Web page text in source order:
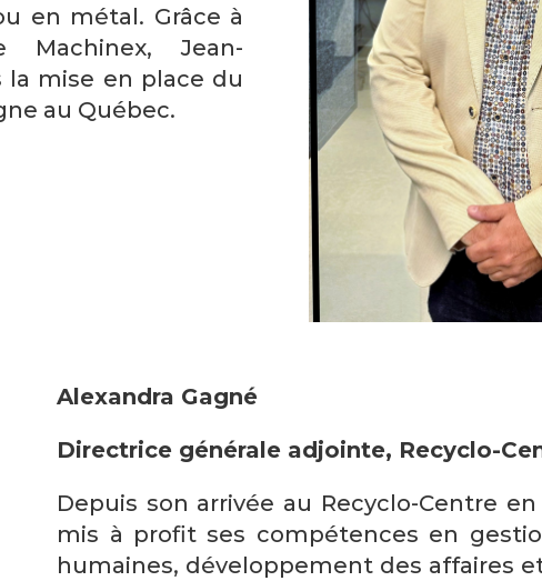
en métal. Grâce à
Machinex, Jean-
la mise en place du
au Québec.
Alexandra Gagné
Directrice générale adjointe, Recyclo-
Depuis son arrivée au Recyclo-Centre en
mis à profit ses compétences en
humaines, développement des affaires